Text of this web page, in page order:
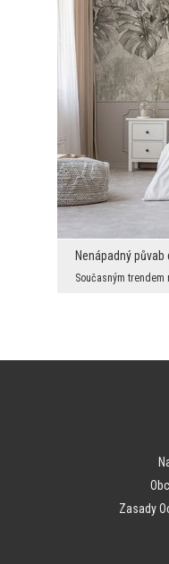
Nenápadný půvab
Zasady